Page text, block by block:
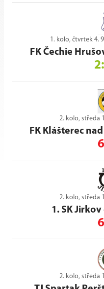
1. kolo, čtvrtek 4.
FK Čechie
2. kolo, středa
FK Klášterec
2. kolo, středa
1. SK Jirkov
2. kolo, středa